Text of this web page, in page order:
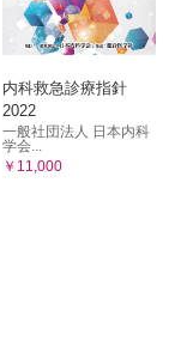
内科救急診療指針
2022
一般社団法人 日本内科
学会...
￥11,000